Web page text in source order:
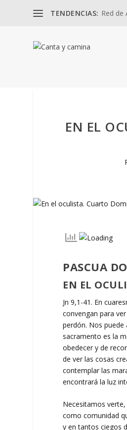
TENDENCIAS: Red de
EN EL
PASCUA
EN EL
Jn 9,1-41. En
convengan para
perdón. Nos
sacramento es la
obedecer y de
de ver las cosas
contemplar las
encontrará la luz
Necesitamos
como comunidad
y en tantos ciegos